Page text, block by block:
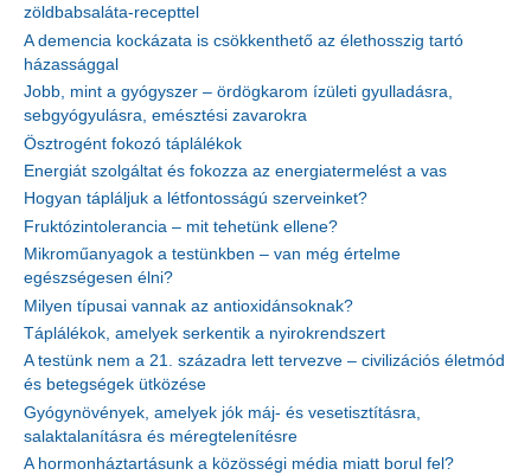
zöldbabsaláta-recepttel
A demencia kockázata is csökkenthető az élethosszig tartó
házassággal
Jobb, mint a gyógyszer – ördögkarom ízületi gyulladásra,
sebgyógyulásra, emésztési zavarokra
Ösztrogént fokozó táplálékok
Energiát szolgáltat és fokozza az energiatermelést a vas
Hogyan tápláljuk a létfontosságú szerveinket?
Fruktózintolerancia – mit tehetünk ellene?
Mikroműanyagok a testünkben – van még értelme
egészségesen élni?
Milyen típusai vannak az antioxidánsoknak?
Táplálékok, amelyek serkentik a nyirokrendszert
A testünk nem a 21. századra lett tervezve – civilizációs életmód
és betegségek ütközése
Gyógynövények, amelyek jók máj- és vesetisztításra,
salaktalanításra és méregtelenítésre
A hormonháztartásunk a közösségi média miatt borul fel?